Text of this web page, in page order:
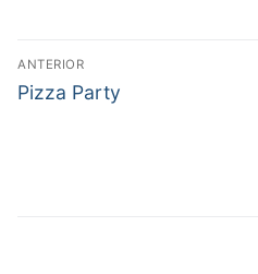
Post
navigation
ANTERIOR
Previous
Pizza Party